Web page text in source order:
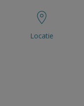
Locatie